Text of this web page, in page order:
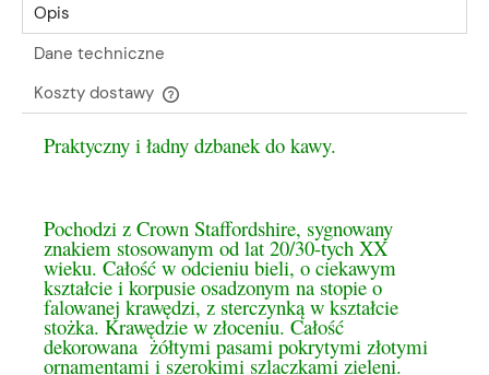
Opis
Dane techniczne
Koszty dostawy
Cena nie zawiera ewentualnych kosztów płatności
Praktyczny i ładny dzbanek do kawy.
Pochodzi z Crown Staffordshire, sygnowany
znakiem stosowanym od lat 20/30-tych XX
wieku. Całość w odcieniu bieli, o ciekawym
kształcie i korpusie osadzonym na stopie o
falowanej krawędzi, z sterczynką w kształcie
stożka. Krawędzie w złoceniu. Całość
dekorowana żółtymi pasami pokrytymi złotymi
ornamentami i szerokimi szlaczkami zieleni.